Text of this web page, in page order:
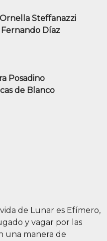
Steffanazzi
Fernando Díaz
Posadino
de Blanco
de Lunar es Efímero,
y vagar por las
una manera de